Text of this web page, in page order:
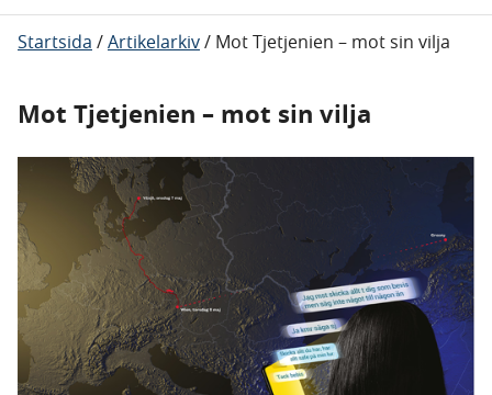
Startsida /Artikelarkiv/ Mot Tjetjenien – mot sin vilja
Mot Tjetjenien – mot sin vilja